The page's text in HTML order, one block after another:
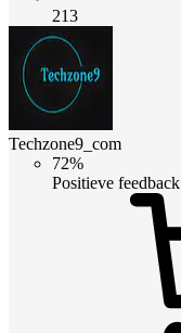
213
Techzone9_com
72%
Positieve feedback